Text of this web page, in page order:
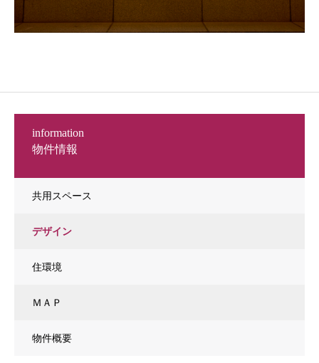
物件情報
information
共用スペース
デザイン
住環境
ＭＡＰ
物件概要